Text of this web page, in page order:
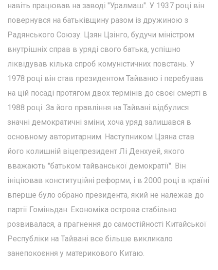
навіть працював на заводі "Уралмаш". У 1937 році він
повернувся на батьківщину разом із дружиною з
Радянського Союзу. Цзян Цзінго, будучи міністром
внутрішніх справ в уряді свого батька, успішно
ліквідував кілька спроб комуністичних повстань. У
1978 році він став президентом Тайваню і перебував
на цій посаді протягом двох термінів до своєї смерті в
1988 році. За його правління на Тайвані відбулися
значні демократичні зміни, хоча уряд залишався в
основному авторитарним. Наступником Цзяна став
його колишній віцепрезидент Лі Денхуей, якого
вважають "батьком тайванської демократії". Він
ініціював конституційні реформи, і в 2000 році в країні
вперше було обрано президента, який не належав до
партії Гоміньдан. Економіка острова стабільно
розвивалася, а прагнення до самостійності Китайської
Республіки на Тайвані все більше викликало
занепокоєння у материкового Китаю.